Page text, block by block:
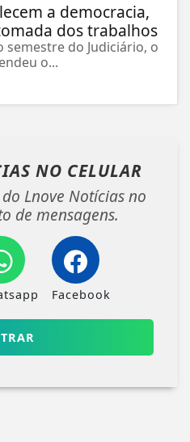
a democracia,
dos trabalhos
do Judiciário, o
o...
NO CELULAR
Lnove Notícias no
de mensagens.
Facebook